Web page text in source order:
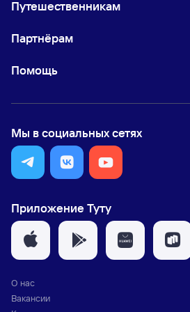
Путешественникам
Партнёрам
Помощь
Мы в социальных сетях
Приложение Туту
О нас
Вакансии